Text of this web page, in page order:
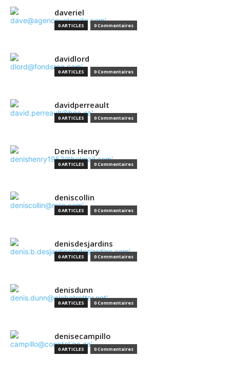
daveriel
0 ARTICLES 0 Commentaires
davidlord
0 ARTICLES 0 Commentaires
davidperreault
0 ARTICLES 0 Commentaires
Denis Henry
0 ARTICLES 0 Commentaires
deniscollin
0 ARTICLES 0 Commentaires
denisdesjardins
0 ARTICLES 0 Commentaires
denisdunn
0 ARTICLES 0 Commentaires
denisecampillo
0 ARTICLES 0 Commentaires